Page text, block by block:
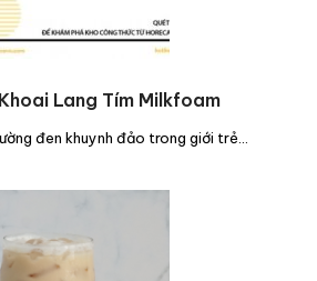
Lang Tím Milkfoam
đen khuynh đảo trong giới trẻ…